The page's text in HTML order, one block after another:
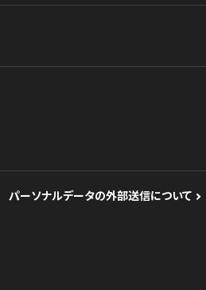
パーソナルデータの外部送信について